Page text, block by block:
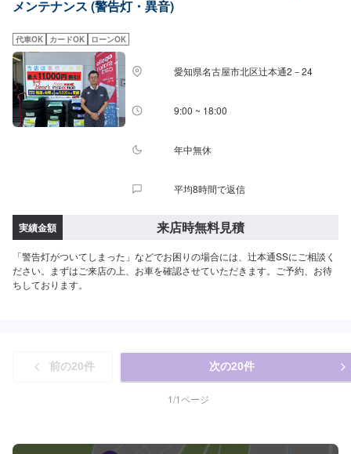
メンテナンス (警告灯・異音)
代車OK カードOK ローンOK
愛知県名古屋市北区辻本通2－24
9:00 ~ 18:00
年中無休
平均8時間で返信
実績金額 来店時無料見積
「警告灯がついてしまった」などでお困りの場合には、辻本通SSにご相談く
ださい。まずはご来店の上、お車を確認させていただきます。ご予約、お待
ちしております。
前の20件 次の20件
1/1ページ